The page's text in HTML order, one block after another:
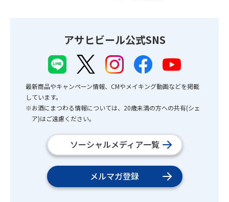
アサヒビール公式SNS
最新商品やキャンペーン情報、CMやメイキング動画などを掲載
しています。
※お酒にまつわる情報については、20歳未満の方への共有(シェ
ア)はご遠慮ください。
ソーシャルメディア一覧
メルマガ登録